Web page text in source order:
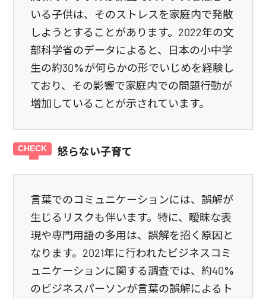
いる子供は、そのストレスを家庭内で発散
しようとすることがあります。2022年の文
部科学省のデータによると、日本の小中学
生の約30%が何らかの形でいじめを経験し
ており、その影響で家庭内での問題行動が
増加していることが示されています。
怒らない子育て
言葉でのコミュニケーションには、誤解が
生じるリスクも伴います。特に、曖昧な表
現や専門用語の多用は、誤解を招く原因と
なります。2021年に行われたビジネスコミ
ュニケーションに関する調査では、約40%
のビジネスパーソンが言葉の誤解によるト